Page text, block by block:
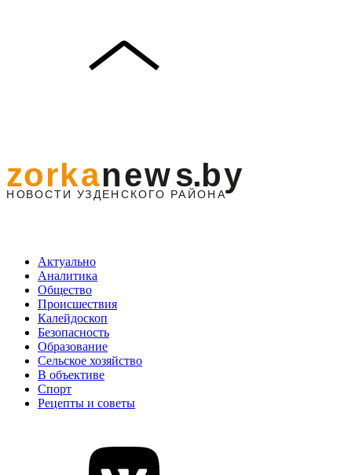
Актуально
Аналитика
Общество
Происшествия
Калейдоскоп
Безопасность
Образование
Сельское хозяйство
В объективе
Спорт
Рецепты и советы